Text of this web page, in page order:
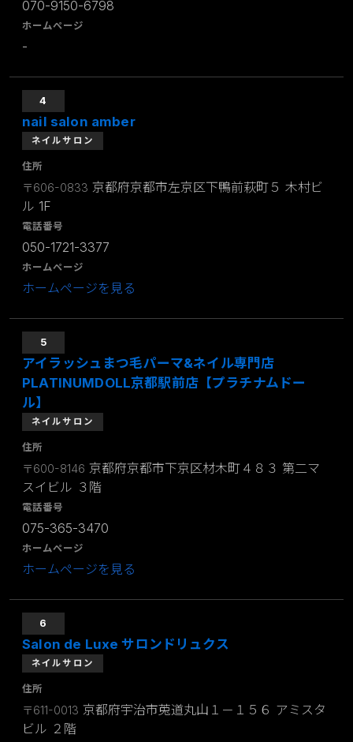
070-9150-6798
ホームページ
-
4
nail salon amber
ネイルサロン
住所
〒606-0833 京都府京都市左京区下鴨前萩町５ 木村ビ
ル 1F
電話番号
050-1721-3377
ホームページ
ホームページを見る
5
アイラッシュまつ毛パーマ&ネイル専門店
PLATINUMDOLL京都駅前店【プラチナムドー
ル】
ネイルサロン
住所
〒600-8146 京都府京都市下京区材木町４８３ 第二マ
スイビル ３階
電話番号
075-365-3470
ホームページ
ホームページを見る
6
Salon de Luxe サロンドリュクス
ネイルサロン
住所
〒611-0013 京都府宇治市莵道丸山１－１５６ アミスタ
ビル ２階